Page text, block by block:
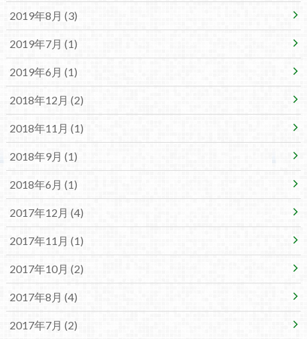
2019年8月 (3)
2019年7月 (1)
2019年6月 (1)
2018年12月 (2)
2018年11月 (1)
2018年9月 (1)
2018年6月 (1)
2017年12月 (4)
2017年11月 (1)
2017年10月 (2)
2017年8月 (4)
2017年7月 (2)